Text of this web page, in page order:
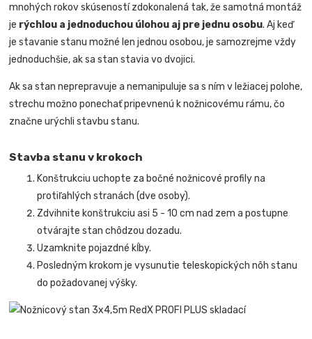
mnohých rokov skúseností zdokonalená tak, že samotná montáž
je rýchlou a jednoduchou úlohou aj pre jednu osobu. Aj keď
je stavanie stanu možné len jednou osobou, je samozrejme vždy
jednoduchšie, ak sa stan stavia vo dvojici.
Ak sa stan neprepravuje a nemanipuluje sa s ním v ležiacej polohe,
strechu možno ponechať pripevnenú k nožnicovému rámu, čo
značne urýchli stavbu stanu.
Stavba stanu v krokoch
Konštrukciu uchopte za bočné nožnicové profily na
protiľahlých stranách (dve osoby).
Zdvihnite konštrukciu asi 5 - 10 cm nad zem a postupne
otvárajte stan chôdzou dozadu.
Uzamknite pojazdné kĺby.
Posledným krokom je vysunutie teleskopických nôh stanu
do požadovanej výšky.